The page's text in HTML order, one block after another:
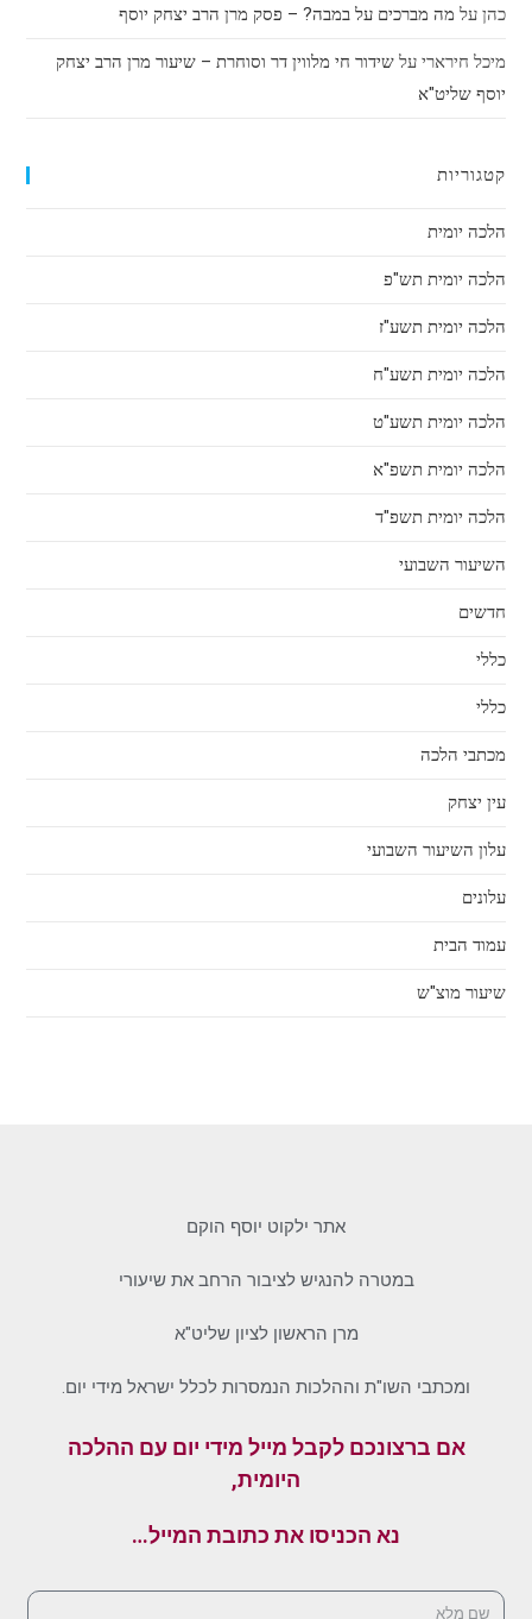
כהן על מה מברכים על במבה? – פסק מרן הרב יצחק יוסף
מיכל חירארי עלשידור חי מלווין דר וסוחרת – שיעור מרן הרב יצחק
יוסף שליט"א
קטגוריות
הלכה יומית
הלכה יומית תש"פ
הלכה יומית תשע"ז
הלכה יומית תשע"ח
הלכה יומית תשע"ט
הלכה יומית תשפ"א
הלכה יומית תשפ"ד
השיעור השבועי
חדשים
כללי
כללי
מכתבי הלכה
עין יצחק
עלון השיעור השבועי
עלונים
עמוד הבית
שיעור מוצ"ש
אתר ילקוט יוסף הוקם
במטרה להנגיש לציבור הרחב את שיעורי
מרן הראשון לציון שליט"א
ומכתבי השו"ת וההלכות הנמסרות לכלל ישראל מידי יום.
אם ברצונכם לקבל מייל מידי יום עם ההלכה
היומית,
נא הכניסו את כתובת המייל…